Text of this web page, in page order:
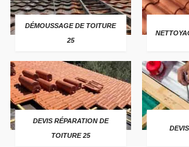
DÉMOUSSAGE DE TOITURE
25
DEVIS RÉPARATION DE
TOITURE 25